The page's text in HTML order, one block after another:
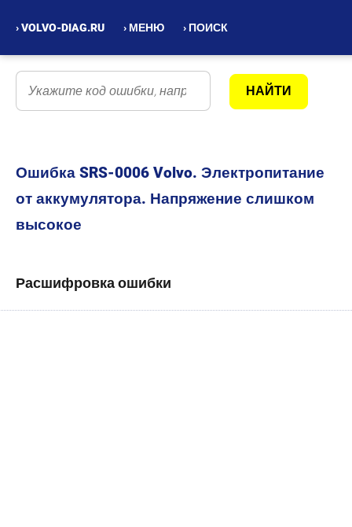
› VOLVO-DIAG.RU › МЕНЮ › ПОИСК
Ошибка SRS-0006 Volvo. Электропитание
от аккумулятора. Напряжение слишком
высокое
Расшифровка ошибки